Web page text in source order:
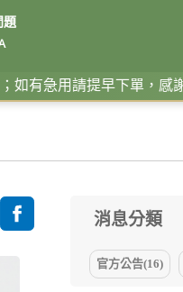
題
早下單，感謝您的體諒！
消息分類
官方公告(16)